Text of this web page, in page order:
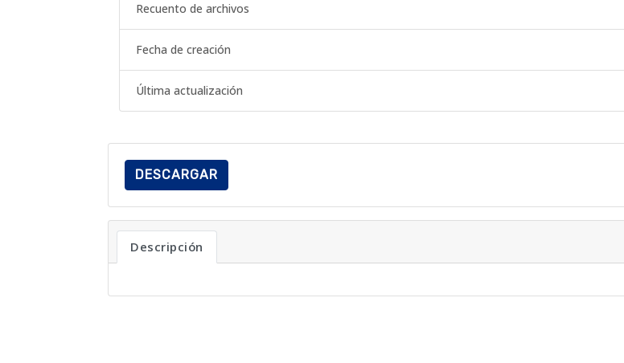
Recuento de archivos
Fecha de creación
Última actualización
DESCARGAR
Descripción